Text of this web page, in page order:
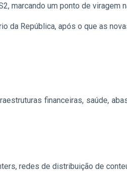
marcando um ponto de viragem
da República, após o que as
financeiras, saúde,
redes de distribuição de